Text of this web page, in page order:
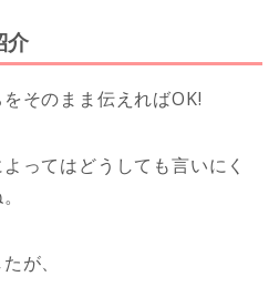
介
そのまま伝えればOK!
ってはどうしても言いにく
が、